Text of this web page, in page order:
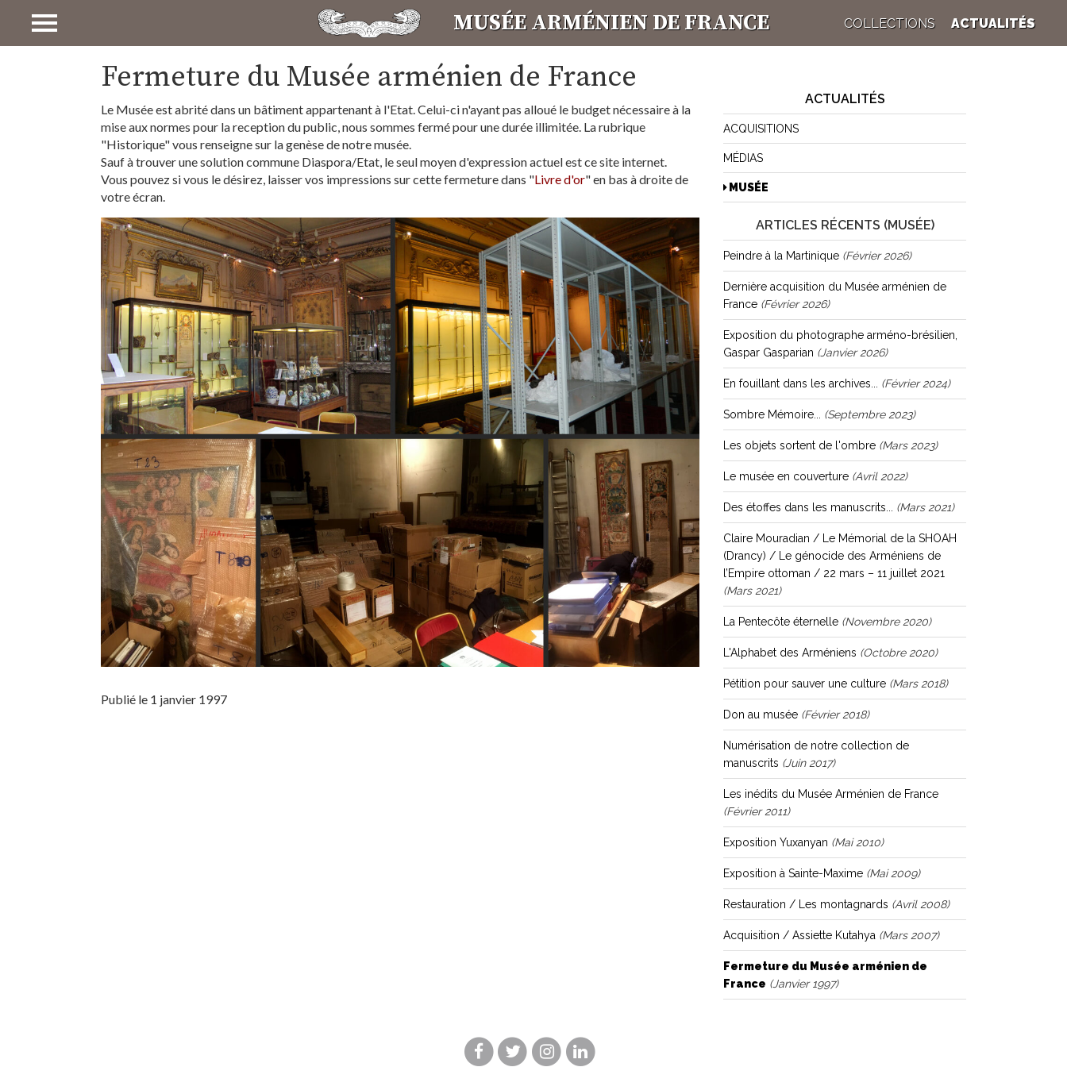
ART DE L’ÉCRIT
ART RELIGIEUX
ART POPULAIRE
MUSÉE ARMÉNIEN DE FRANCE COLLECTIONS ACTUALITÉS
Fermeture du Musée arménien de France
Le Musée est abrité dans un bâtiment appartenant à l'Etat. Celui-ci n'ayant pas alloué le budget nécessaire à la
mise aux normes pour la reception du public, nous sommes fermé pour une durée illimitée. La rubrique
"Historique" vous renseigne sur la genèse de notre musée.
Sauf à trouver une solution commune Diaspora/Etat, le seul moyen d'expression actuel est ce site internet.
Vous pouvez si vous le désirez, laisser vos impressions sur cette fermeture dans "Livre d'or" en bas à droite de
votre écran.
Publié le 1 janvier 1997
ACTUALITÉS
ACQUISITIONS
MÉDIAS
MUSÉE
ARTICLES RÉCENTS (MUSÉE)
Peindre à la Martinique (février 2026)
Dernière acquisition du Musée arménien de
France (février 2026)
Exposition du photographe arméno-brésilien,
Gaspar Gasparian (janvier 2026)
En fouillant dans les archives... (février 2024)
Sombre Mémoire... (septembre 2023)
Les objets sortent de l'ombre (mars 2023)
Le musée en couverture (avril 2022)
Des étoffes dans les manuscrits... (mars 2021)
Claire Mouradian / Le Mémorial de la SHOAH
(Drancy) / Le génocide des Arméniens de
l’Empire ottoman / 22 mars – 11 juillet 2021
(mars 2021)
La Pentecôte éternelle (novembre 2020)
L'Alphabet des Arméniens (octobre 2020)
Pétition pour sauver une culture (mars 2018)
Don au musée (février 2018)
Numérisation de notre collection de
manuscrits (juin 2017)
Les inédits du Musée Arménien de France
(février 2011)
Exposition Yuxanyan (mai 2010)
Exposition à Sainte-Maxime (mai 2009)
Restauration / Les montagnards (avril 2008)
Acquisition / Assiette Kutahya (mars 2007)
Fermeture du Musée arménien de
France (janvier 1997)